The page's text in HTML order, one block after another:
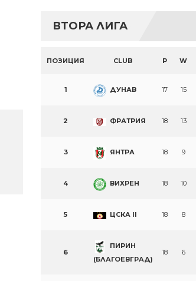
ВТОРА ЛИГА
ПОЗИЦИЯ CLUB P W
1 ДУНАВ 17 15
2 ФРАТРИЯ 18 13
3 ЯНТРА 18 9
4 ВИХРЕН 18 10
5 ЦСКА II 18 8
6
ПИРИН
(БЛАГОЕВГРАД)
18 6